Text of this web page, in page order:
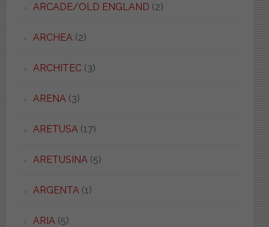
ARCADE/OLD ENGLAND (2)
ARCHEA(2)
ARCHITEC(3)
ARENA(3)
ARETUSA(17)
ARETUSINA(5)
ARGENTA(1)
ARIA(5)